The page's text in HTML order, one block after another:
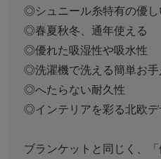
◎シュニール糸特有の優し
◎春夏秋冬、通年使える
◎優れた吸湿性や吸水性
◎洗濯機で洗える簡単お
◎へたらない耐久性
◎インテリアを彩る北欧デ
ブランケットと同じく、